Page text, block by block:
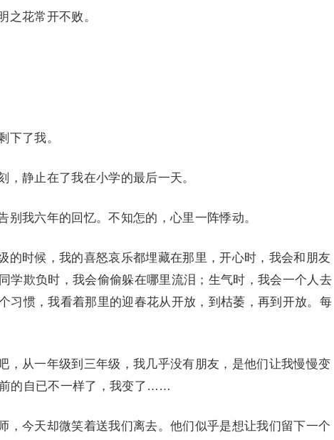
花常开不败。
了我。
静止在了我在小学的最后一天。
我六年的回忆。不知怎的，心里一阵悸动。
时候，我的喜怒哀乐都埋藏在那里，开心时，我会和朋友
学欺负时，我会偷偷躲在哪里流泪；生气时，我会一个人去
习惯，我看着那里的迎春花从开放，到枯萎，再到开放。每
从一年级到三年级，我几乎没有朋友，是他们让我慢慢变
的自已不一样了，我变了……
今天却微笑着送我们离去。他们似乎是想让我们留下一个